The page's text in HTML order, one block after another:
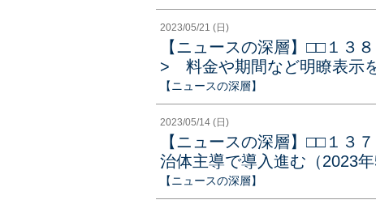
2023/05/21 (日)
【ニュースの深層】□□１３
> 料金や期間など明瞭表示
【ニュースの深層】
2023/05/14 (日)
【ニュースの深層】□□１３
治体主導で導入進む（2023年
【ニュースの深層】